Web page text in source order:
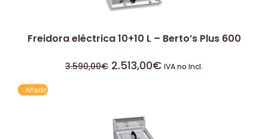
Freidora eléctrica 10+10 L – Berto’s Plus 600
3.590,00€ 2.513,00€ IVA no Incl.
Añadir